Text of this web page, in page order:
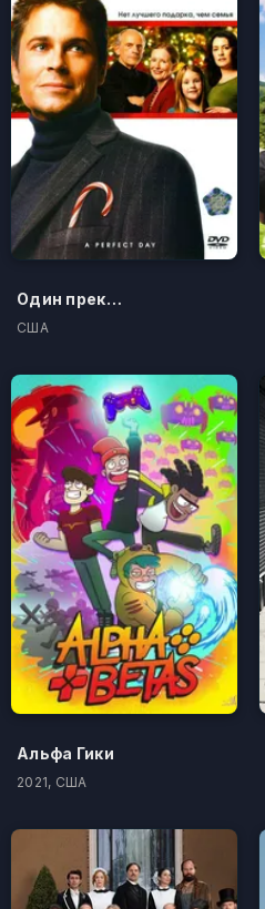
Один прекрасный день
США
Альфа Гики
2021, США